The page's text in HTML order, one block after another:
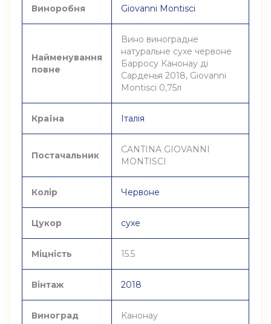
Виноробня Giovanni Montisci
Найменування
повне
Вино виноградне
натуральне сухе червоне
Барросу Канонау ді
Сарденья 2018, Giovanni
Montisci 0,75л
Країна Італія
Постачальник
CANTINA GIOVANNI
MONTISCI
Колір Червоне
Цукор сухе
Міцність 15.5
Вінтаж 2018
Виноград Канонау